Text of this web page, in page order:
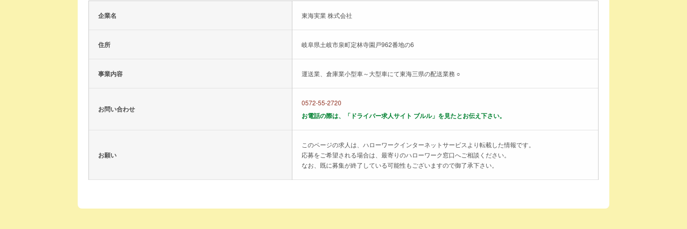
企業名 東海実業 株式会社
住所 岐阜県土岐市泉町定林寺園戸962番地の6
事業内容 運送業、倉庫業小型車～大型車にて東海三県の配送業務 ○
お問い合わせ
0572-55-2720
お電話の際は、「ドライバー求人サイト ブルル」を見たとお伝え下さい。
お願い
このページの求人は、ハローワークインターネットサービスより転載した情報です。
応募をご希望される場合は、最寄りのハローワーク窓口へご相談ください。
なお、既に募集が終了している可能性もございますので御了承下さい。